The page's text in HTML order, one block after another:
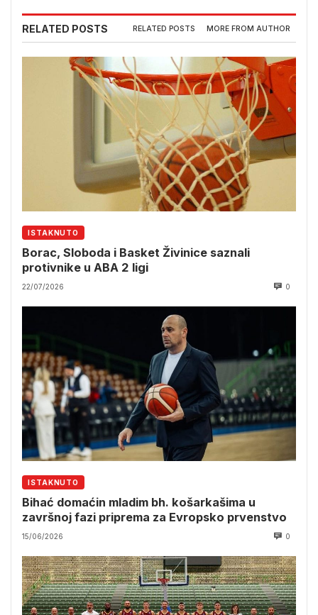
RELATED POSTS RELATED POSTS MORE FROM AUTHOR
ISTAKNUTO
Borac, Sloboda i Basket Živinice saznali
protivnike u ABA 2 ligi
22/07/2026 0
ISTAKNUTO
Bihać domaćin mladim bh. košarkašima u
završnoj fazi priprema za Evropsko prvenstvo
15/06/2026 0